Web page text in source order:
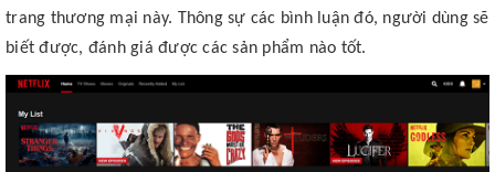
trang thương mại này. Thông sự các bình luận đó, người dùng sẽ
biết được, đánh giá được các sản phẩm nào tốt.